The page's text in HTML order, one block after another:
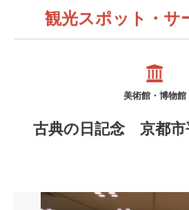
観光スポット・サ
美術館・博物館
古典の日記念 京都市